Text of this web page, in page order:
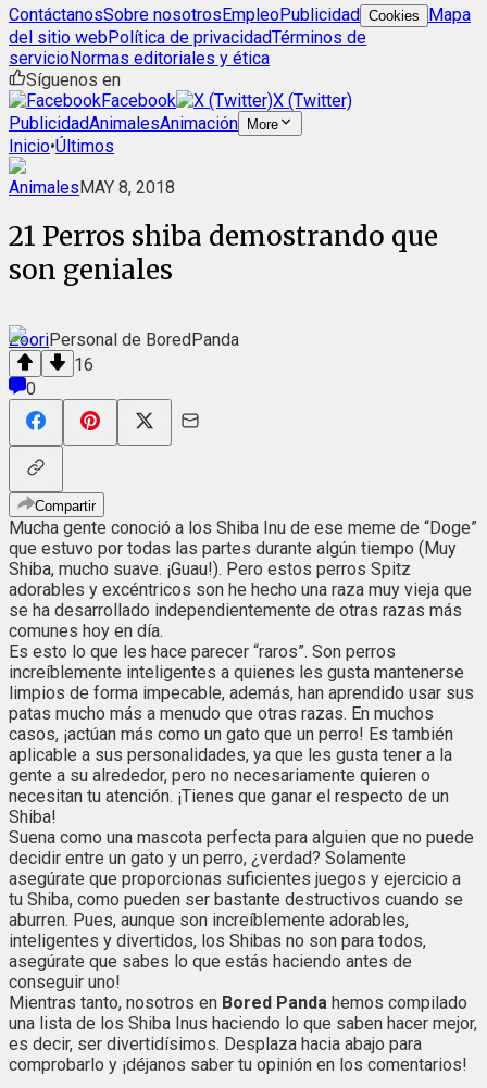
ContáctanosSobre nosotrosEmpleoPublicidad Cookies
Mapa
del sitio webPolítica de privacidadTérminos de
servicioNormas editoriales y ética
Síguenos en
Facebook
X (Twitter)
PublicidadAnimalesAnimación More
Inicio•Últimos
AnimalesMAY 8, 2018
21 Perros shiba demostrando que
son geniales
ZooriPersonal de BoredPanda
16
0
Compartir
Mucha gente conoció a los Shiba Inu de ese meme de “Doge”
que estuvo por todas las partes durante algún tiempo (Muy
Shiba, mucho suave. ¡Guau!). Pero estos perros Spitz
adorables y excéntricos son he hecho una raza muy vieja que
se ha desarrollado independientemente de otras razas más
comunes hoy en día.
Es esto lo que les hace parecer “raros”. Son perros
increíblemente inteligentes a quienes les gusta mantenerse
limpios de forma impecable, además, han aprendido usar sus
patas mucho más a menudo que otras razas. En muchos
casos, ¡actúan más como un gato que un perro! Es también
aplicable a sus personalidades, ya que les gusta tener a la
gente a su alrededor, pero no necesariamente quieren o
necesitan tu atención. ¡Tienes que ganar el respecto de un
Shiba!
Suena como una mascota perfecta para alguien que no puede
decidir entre un gato y un perro, ¿verdad? Solamente
asegúrate que proporcionas suficientes juegos y ejercicio a
tu Shiba, como pueden ser bastante destructivos cuando se
aburren. Pues, aunque son increíblemente adorables,
inteligentes y divertidos, los Shibas no son para todos,
asegúrate que sabes lo que estás haciendo antes de
conseguir uno!
Mientras tanto, nosotros en Bored Panda hemos compilado
una lista de los Shiba Inus haciendo lo que saben hacer mejor,
es decir, ser divertidísimos. Desplaza hacia abajo para
comprobarlo y ¡déjanos saber tu opinión en los comentarios!